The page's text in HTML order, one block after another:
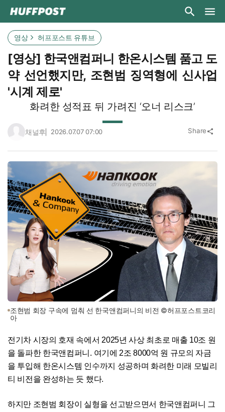
영상 허프포스트 유튜브
[영상] 한국앤컴퍼니 한온시스템 품고 도
약 선언했지만, 조현범 징역형에 신사업
'시계 제로'
화려한 성적표 뒤 가려진 ‘오너 리스크’
채널후 2026.07.07 07:00 Share share
조현범 회장 구속에 멈춰 선 한국앤컴퍼니의 비전 ©허프포스트코리
아
전기차 시장의 호재 속에서 2025년 사상 최초로 매출 10조 원
을 돌파한 한국앤컴퍼니. 여기에 2조 8000억 원 규모의 자금
을 투입해 한온시스템 인수까지 성공하며 화려한 미래 모빌리
티 비전을 완성하는 듯 했다.
하지만 조현범 회장이 실형을 선고받으면서 한국앤컴퍼니 그